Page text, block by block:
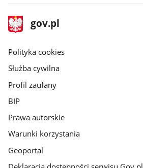
stopka
gov.pl
Strona
gov.pl
gov.pl
Polityka cookies
Służba cywilna
Profil zaufany
BIP
Prawa autorskie
Warunki korzystania
Geoportal